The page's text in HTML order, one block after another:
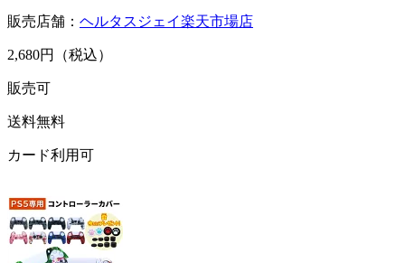
販売店舗： ヘルタスジェイ楽天市場店
2,680円（税込）
販売可
送料無料
カード利用可